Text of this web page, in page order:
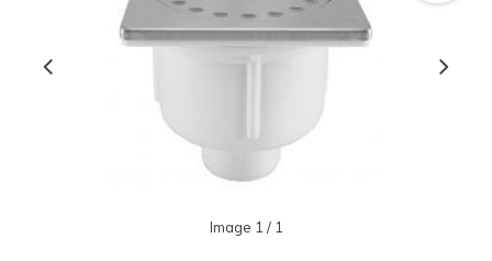
Image 1 / 1